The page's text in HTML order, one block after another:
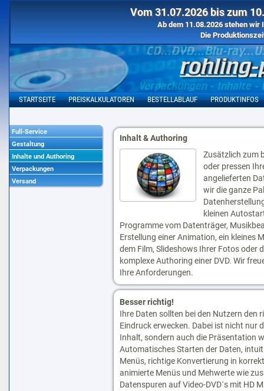
Vom 31.07.2026 bis zum
Ab dem 11.08.2026 stehen
Die
STARTSEITE PREISKALKULATOREN BESTELLABLAUF PRODUKTINFOS
Full-Service
Gestaltung
Inhalte und Authoring
Verpackungen
Versand
Inhalt & Authoring
Zusätzlich zum
oder pressen
angelieferten
wir die ganze
kleinen
Programme vom Datenträger,
Erstellung einer Animation, ein kleines
dem Film, Slideshows Ihrer Fotos oder
komplexe Authoring einer DVD. Wir
Ihre Anforderungen.
Besser richtig!
Ihre Daten sollten bei den Nutzern den
Eindruck erwecken. Dabei ist nicht nur
Inhalt, sondern auch die Präsentation
Automatisches Starten der Daten,
Menüs, richtige Konvertierung in
animierte Menüs und Mehwerte wie
Datenspuren auf Video-DVD´s mit HD